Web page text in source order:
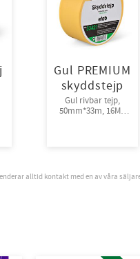
Gul PREMIUM
skyddstejp
Gul rivbar tejp,
50mm*33m, 16Mμ
alltid kontakt med en av våra